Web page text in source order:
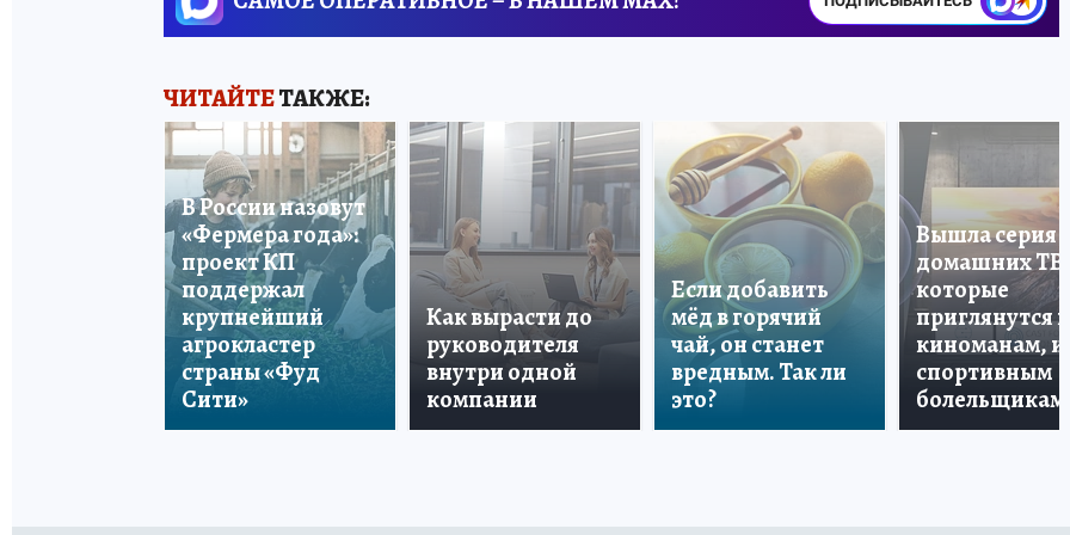
ЧИТАЙТЕТАКЖЕ:
В России назовут
«Фермера года»:
проект КП
поддержал
крупнейший
агрокластер
страны «Фуд
Сити»
Как вырасти до
руководителя
внутри одной
компании
Если добавить
мёд в горячий
чай, он станет
вредным. Так ли
это?
Вышла серия
домашних ТВ,
которые
приглянутся и
киноманам, и
спортивным
болельщикам